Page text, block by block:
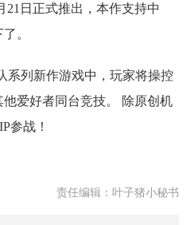
21日正式推出，本作支持中
。
列新作游戏中，玩家将操控
爱好者同台竞技。 除原创机
参战！
责任编辑：叶子猪小秘书